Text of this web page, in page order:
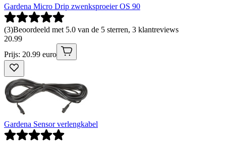
Gardena Micro Drip zwenksproeier OS 90
(3)Beoordeeld met 5.0 van de 5 sterren, 3 klantreviews
20.99
Prijs: 20.99 euro
Gardena Sensor verlengkabel